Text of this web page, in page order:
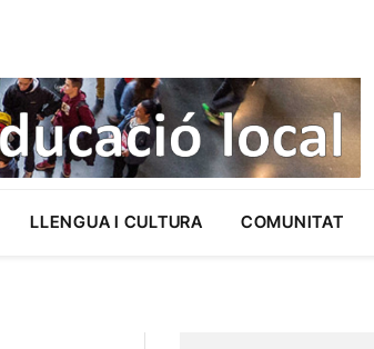
LLENGUA I CULTURA COMUNITAT